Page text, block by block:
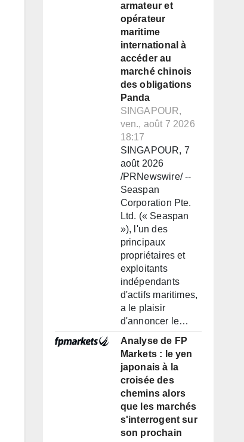
armateur et
opérateur
maritime
international à
accéder au
marché chinois
des obligations
Panda
SINGAPOUR,
ven., août 7 2026
18:17
SINGAPOUR, 7
août 2026
/PRNewswire/ --
Seaspan
Corporation Pte.
Ltd. (« Seaspan
»), l'un des
principaux
propriétaires et
exploitants
indépendants
d'actifs maritimes,
a le plaisir
d'annoncer le…
Analyse de FP
Markets : le yen
japonais à la
croisée des
chemins alors
que les marchés
s'interrogent sur
son prochain